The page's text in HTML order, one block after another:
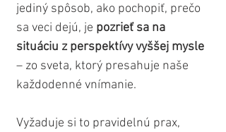
jediný spôsob, ako pochopiť, prečo
sa veci dejú, je pozrieť sa na
situáciu z perspektívy vyššej mysle
– zo sveta, ktorý presahuje naše
každodenné vnímanie.
Vyžaduje si to pravidelnú prax,